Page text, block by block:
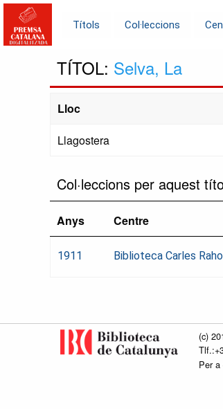
Títols Col·leccions
TÍTOL: Selva, La
Lloc
Llagostera
Col·leccions per aquest
Anys Centre
1911 Biblioteca Carles
(c)
Per